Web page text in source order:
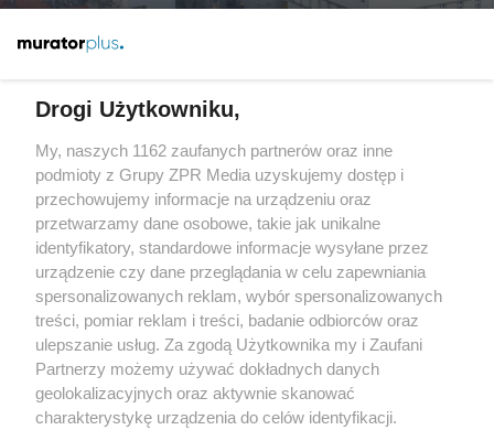
Żaden utwór zamieszczony w serwisie nie może być powielany i
rozpowszechniany lub dalej rozpowszechniany w jakikolwiek
sposób (w tym także elektroniczny lub mechaniczny) na
jakimkolwiek polu eksploatacji w jakiejkolwiek formie, włącznie z
umieszczaniem w Internecie bez pisemnej zgody właściciela praw.
Jakiekolwiek użycie lub wykorzystanie utworów w całości lub w
części z naruszeniem prawa, tzn. bez właściwej zgody, jest
zabronione pod groźbą kary i może być ścigane prawnie.
Drogi Użytkowniku,
My, naszych 1162 zaufanych partnerów oraz inne
podmioty z Grupy ZPR Media uzyskujemy dostęp i
przechowujemy informacje na urządzeniu oraz
przetwarzamy dane osobowe, takie jak unikalne
identyfikatory, standardowe informacje wysyłane przez
urządzenie czy dane przeglądania w celu zapewniania
spersonalizowanych reklam, wybór spersonalizowanych
treści, pomiar reklam i treści, badanie odbiorców oraz
ulepszanie usług. Za zgodą Użytkownika my i Zaufani
Partnerzy możemy używać dokładnych danych
geolokalizacyjnych oraz aktywnie skanować
charakterystykę urządzenia do celów identyfikacji.